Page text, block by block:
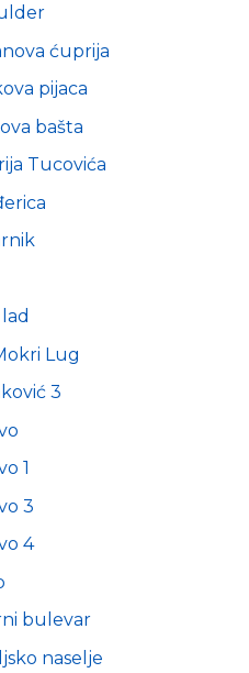
ćuprija
pijaca
bašta
Tucovića
Lug
3
1
3
4
bulevar
naselje